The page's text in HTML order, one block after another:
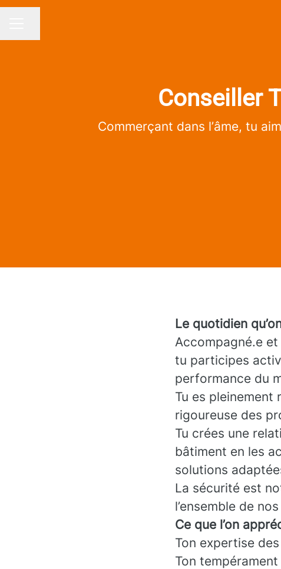
Conseiller
Commerçant dans l’âme, tu
Le quotidien
Accompagné.e
tu participes
performance du
Tu es pleinement
rigoureuse des
Tu crées une
bâtiment en les
solutions
La sécurité est
l’ensemble de
Ce que l’on
Ton expertise
Ton